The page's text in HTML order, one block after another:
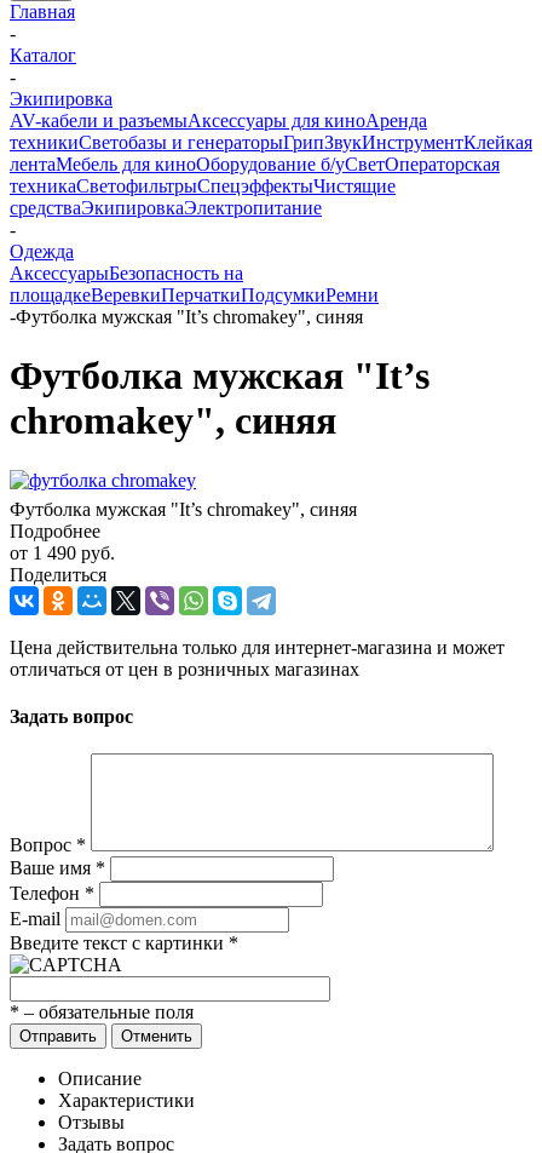
Главная
-
Каталог
-
Экипировка
AV-кабели и разъемыАксессуары для киноАренда
техникиСветобазы и генераторыГрипЗвукИнструментКлейкая
лентаМебель для киноОборудование б/уСветОператорская
техникаСветофильтрыСпецэффектыЧистящие
средстваЭкипировкаЭлектропитание
-
Одежда
АксессуарыБезопасность на
площадкеВеревкиПерчаткиПодсумкиРемни
-Футболка мужская "It’s chromakey", синяя
Футболка мужская "It’s
chromakey", синяя
Футболка мужская "It’s chromakey", синяя
Подробнее
от 1 490 руб.
Поделиться
Цена действительна только для интернет-магазина и может
отличаться от цен в розничных магазинах
Задать вопрос
Вопрос *
Ваше имя *
Телефон *
E-mail
Введите текст с картинки *
* – обязательные поля
Отправить Отменить
Описание
Характеристики
Отзывы
Задать вопрос